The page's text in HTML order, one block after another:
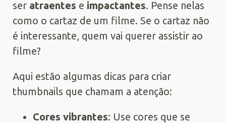
ser atraentes e impactantes. Pense nelas
como o cartaz de um filme. Se o cartaz não
é interessante, quem vai querer assistir ao
filme?
Aqui estão algumas dicas para criar
thumbnails que chamam a atenção:
Cores vibrantes: Use cores que se